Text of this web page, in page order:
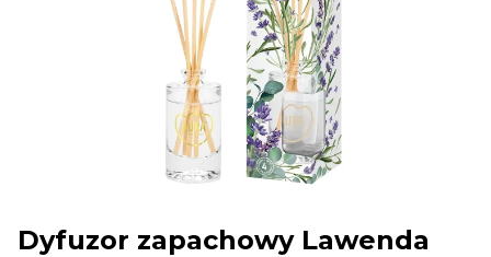
Dyfuzor zapachowy Lawenda